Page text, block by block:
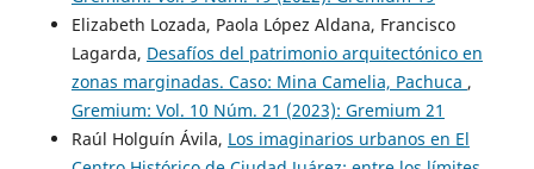
Elizabeth Lozada, Paola López Aldana, Francisco
Lagarda, Desafíos del patrimonio arquitectónico en
zonas marginadas. Caso: Mina Camelia, Pachuca ,
Gremium: Vol. 10 Núm. 21 (2023): Gremium 21
Raúl Holguín Ávila, Los imaginarios urbanos en El